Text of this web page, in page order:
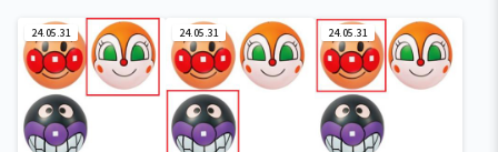
24.05.31 24.05.31 24.05.31